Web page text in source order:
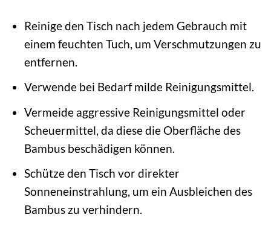
Reinige den Tisch nach jedem Gebrauch mit
einem feuchten Tuch, um Verschmutzungen zu
entfernen.
Verwende bei Bedarf milde Reinigungsmittel.
Vermeide aggressive Reinigungsmittel oder
Scheuermittel, da diese die Oberfläche des
Bambus beschädigen können.
Schütze den Tisch vor direkter
Sonneneinstrahlung, um ein Ausbleichen des
Bambus zu verhindern.